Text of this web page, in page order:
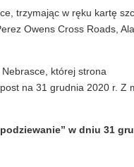
trzymając w ręku kartę
Owens Cross Roads,
której strona
na 31 grudnia 2020 r. Z
w dniu 31